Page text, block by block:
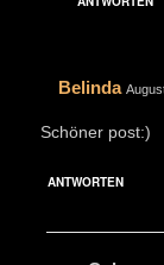
Belinda
Schöner post:)
ANTWORTEN